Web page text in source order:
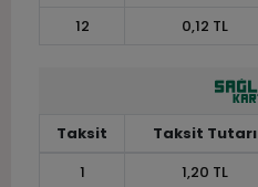
12
0,12 TL
Taksit Taksit Tutarı
1
1,20 TL